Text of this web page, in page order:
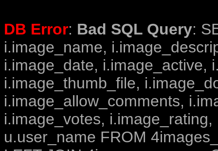
DB Error: Bad SQL Query:
i.image_name,
i.image_date, i.image_active,
i.image_thumb_file,
i.image_allow_comments,
i.image_votes,
u.user_name FROM